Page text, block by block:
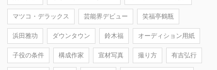
マツコ・デラックス 芸能界デビュー 笑福亭鶴瓶
浜田雅功 ダウンタウン 鈴木福 オーディション用紙
子役の条件 構成作家 宣材写真 撮り方 有吉弘行